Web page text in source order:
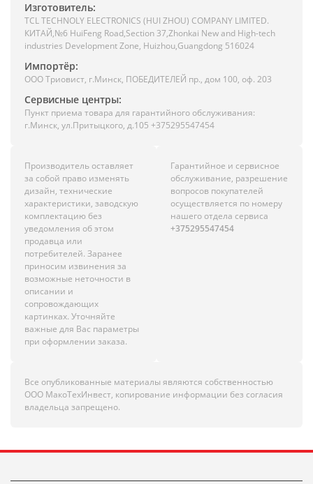
Изготовитель:
TCL TECHNOLY ELECTRONICS (HUI ZHOU) COMPANY LIMITED.
КИТАЙ,№6 HuiFeng Road,Section 37,Zhonkai New and High-tech
industries Development Zone, Huizhou,Guangdong 516024
Импортёр:
ООО Триовист, г.Минск, ПОБЕДИТЕЛЕЙ пр., дом 100, оф. 203
Сервисные центры:
Пункт приема товара для гарантийного обслуживания:
г.Минск, ул.Притыцкого, д.105 +375295547454
Производитель оставляет
за собой право изменять
дизайн, технические
характеристики, заводскую
комплектацию без
уведомления об этом
продавца или
потребителей. Заранее
приносим извинения за
возможные неточности в
описании и
сопровождающих
картинках. Уточняйте
важные для Вас параметры
при оформлении заказа.
Гарантийное и сервисное
обслуживание, разрешение
вопросов покупателей
осуществляется по номеру
нашего отдела сервиса
+375295547454
Все опубликованные материалы являются собственностью
ООО МакоТехИнвест, копирование информации без согласия
владельца запрещено.